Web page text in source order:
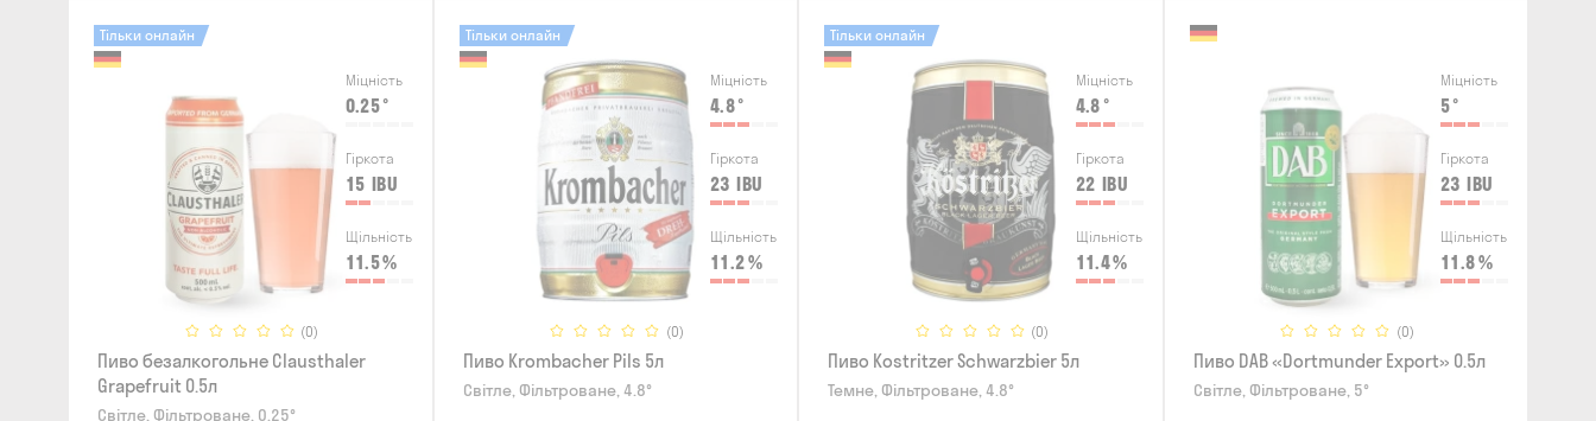
Міцність
0.25°
Гіркота
15 IBU
Щільність
11.5%
(0)
Тільки онлайн
Пиво безалкогольне Clausthaler
Grapefruit 0.5л
Світле, Фільтроване, 0.25°
Міцність
4.8°
Гіркота
23 IBU
Щільність
11.2%
(0)
Тільки онлайн
Пиво Krombacher Pils 5л
Світле, Фільтроване, 4.8°
Міцність
4.8 °
Гіркота
22 IBU
Щільність
11.4%
(0)
Тільки онлайн
Пиво Kostritzer Schwarzbier 5л
Темне, Фільтроване, 4.8°
Міцність
5°
Гіркота
23 IBU
Щільність
11.8%
(0)
Пиво DAB «Dortmunder Export» 0.5л
Світле, Фільтроване, 5°